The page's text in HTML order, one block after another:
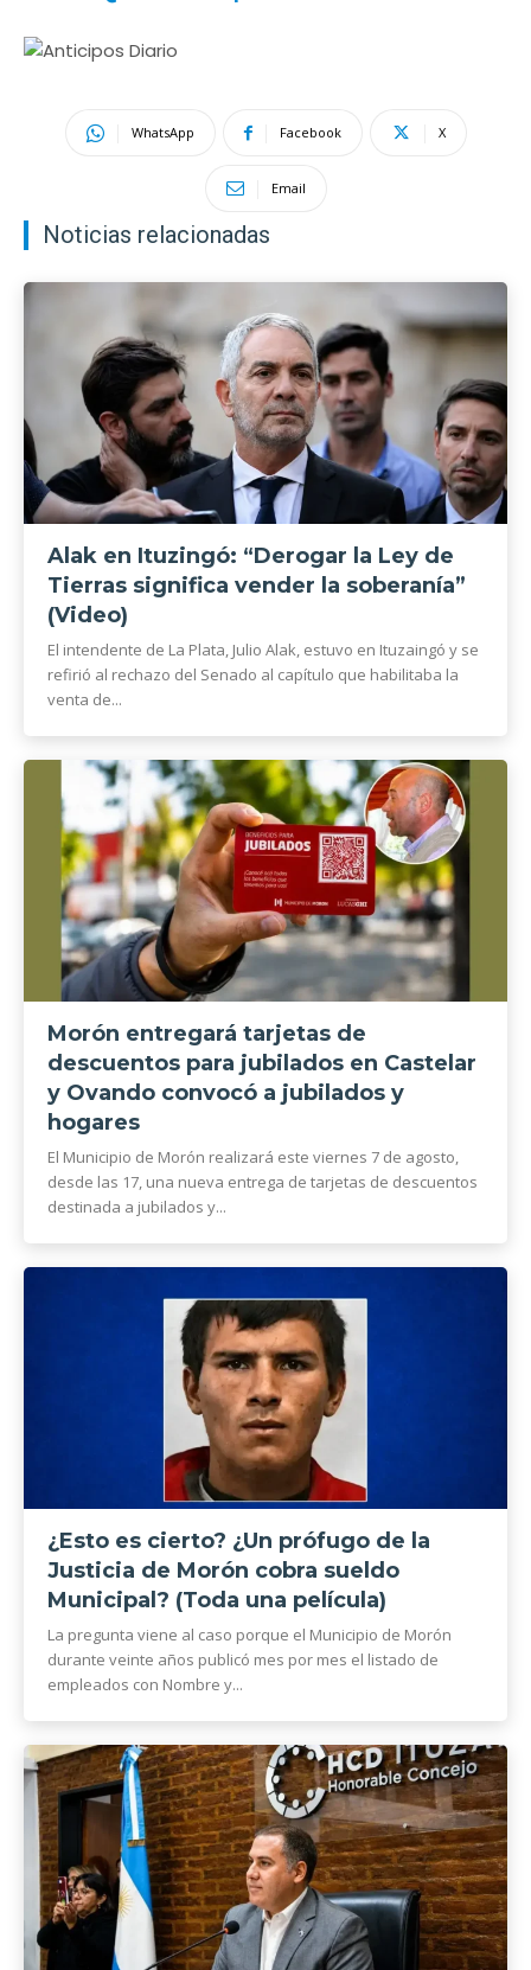
WhatsApp Facebook X
Email
Noticias relacionadas
Alak en Ituzingó: “Derogar la Ley de
Tierras significa vender la soberanía”
(Video)
El intendente de La Plata, Julio Alak, estuvo en Ituzaingó y se
refirió al rechazo del Senado al capítulo que habilitaba la
venta de...
Morón entregará tarjetas de
descuentos para jubilados en Castelar
y Ovando convocó a jubilados y
hogares
El Municipio de Morón realizará este viernes 7 de agosto,
desde las 17, una nueva entrega de tarjetas de descuentos
destinada a jubilados y...
¿Esto es cierto? ¿Un prófugo de la
Justicia de Morón cobra sueldo
Municipal? (Toda una película)
La pregunta viene al caso porque el Municipio de Morón
durante veinte años publicó mes por mes el listado de
empleados con Nombre y...